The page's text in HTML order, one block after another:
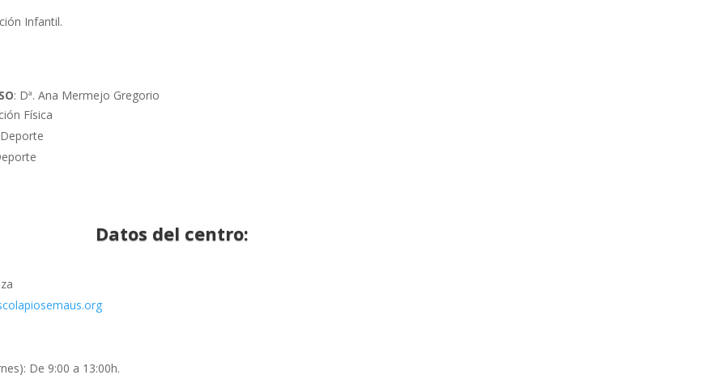
Infantil.
: Dª. Ana Mermejo Gregorio
Física
Datos del centro:
De 9:00 a 13:00h.